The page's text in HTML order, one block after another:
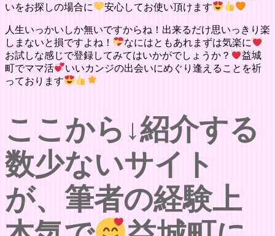
いをお探しの場合に
安心してお使い頂けます
人生いっかいしか無いですからね！出来るだけ思いっきり楽
しまないと損ですよね！
なにはともあれまずは気楽に
お試しな感じで登録してみてはいかがでしょうか？
益城
町でママ活
いいカンジの出会いにめぐり逢えることを祈
っております
ここから↓紹介する
数少ないサイト
が、筆者の経験上